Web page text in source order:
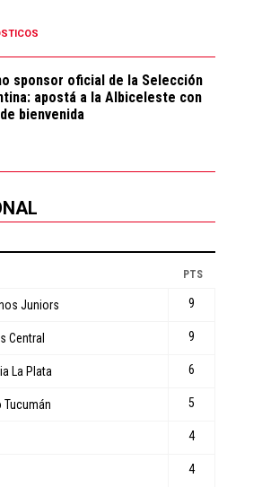
sponsor oficial de la Selección
apostá a la Albiceleste con
bienvenida